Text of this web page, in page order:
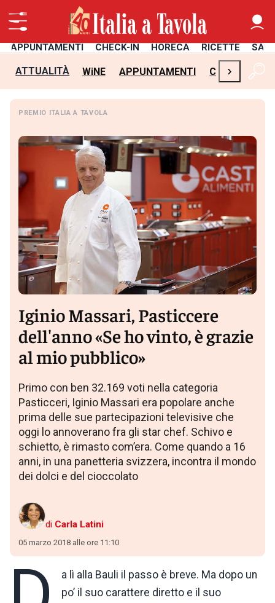
APPUNTAMENTI CHECK-IN HORECA RICETTE
ATTUALITÀ WiNE APPUNTAMENTI CHECK-IN
›
PREMIO ITALIA A TAVOLA
Iginio Massari, Pasticcere
dell'anno «Se ho vinto, è grazie
al mio pubblico»
Primo con ben 32.169 voti nella categoria
Pasticceri, Iginio Massari era popolare anche
prima delle sue partecipazioni televisive che
oggi lo annoverano fra gli star chef. Schivo e
schietto, è rimasto com’era. Come quando a 16
anni, in una panetteria svizzera, incontra il mondo
dei dolci e del cioccolato
di Carla Latini
05 marzo 2018 alle ore 11:10
a lì alla Bauli il passo è breve. Ma dopo un
po’ il suo carattere diretto e il suo